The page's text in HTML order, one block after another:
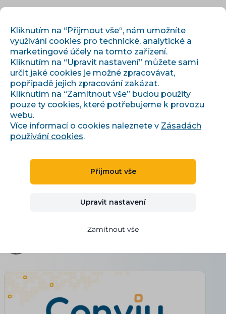
Úvod› Články a informace›
Zboží.cz po sjednocení do Skliku: Seller Center a ceník
Zboží.cz po sjednocení do
Skliku: Seller Center a
Kliknutím na “Přijmout vše“, nám umožníte
využívání cookies pro technické, analytické a
marketingové účely na tomto zařízení.
Kliknutím na “Upravit nastavení” můžete sami
určit jaké cookies je možné zpracovávat,
popřípadě jejich zpracování zakázat.
Kliknutím na “Zamítnout vše” budou použity
pouze ty cookies, které potřebujeme k provozu
webu.
Více informací o cookies naleznete v Zásadách
používání cookies.
Přijmout vše
Upravit nastavení
Zamítnout vše